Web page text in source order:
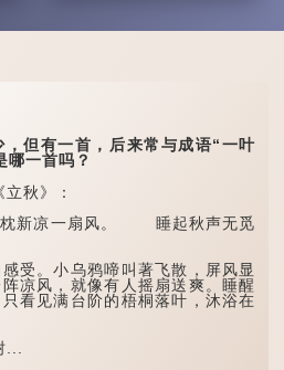
但有一首，后来常与成语“一叶
哪一首吗？
秋》：
新凉一扇风。 睡起秋声无觅
。小乌鸦啼叫著飞散，屏风显
凉风，就像有人摇扇送爽。睡醒
看见满台阶的梧桐落叶，沐浴在